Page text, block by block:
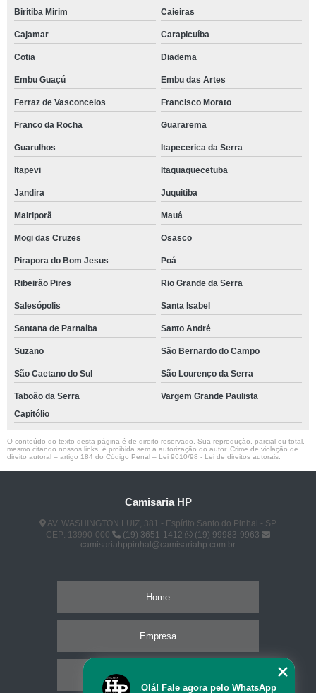
Biritiba Mirim Caieiras
Cajamar Carapicuíba
Cotia Diadema
Embu Guaçú Embu das Artes
Ferraz de Vasconcelos Francisco Morato
Franco da Rocha Guararema
Guarulhos Itapecerica da Serra
Itapevi Itaquaquecetuba
Jandira Juquitiba
Mairiporã Mauá
Mogi das Cruzes Osasco
Pirapora do Bom Jesus Poá
Ribeirão Pires Rio Grande da Serra
Salesópolis Santa Isabel
Santana de Parnaíba Santo André
Suzano São Bernardo do Campo
São Caetano do Sul São Lourenço da Serra
Taboão da Serra
Vargem Grande Paulista
Capitólio
O conteúdo do texto desta página é de direito reservado. Sua reprodução, parcial ou total,
mesmo citando nossos links, é proibida sem a autorização do autor. Crime de violação de
direito autoral – artigo 184 do Código Penal – Lei 9610/98 - Lei de direitos autorais
Camisaria HP
AV. WASHINGTON LUIZ, 381 - Espírito Santo do Pinhal - SP
CEP: 13990-000
(19) 3651-1412
(19) 99983-9963
camisariahppinhal@camisariahp.com.br
Home
Empresa
Olá! Fale agora pelo WhatsApp